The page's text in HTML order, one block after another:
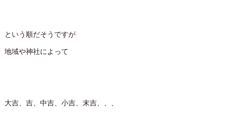
という順だそうですが
地域や神社によって
大吉、吉、中吉、小吉、末吉、、、